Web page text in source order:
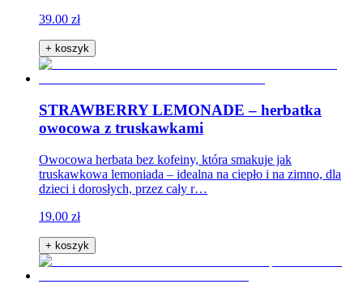
39.00 zł
+ koszyk
STRAWBERRY LEMONADE – herbatka
owocowa z truskawkami
Owocowa herbata bez kofeiny, która smakuje jak
truskawkowa lemoniada – idealna na ciepło i na zimno, dla
dzieci i dorosłych, przez cały r…
19.00 zł
+ koszyk